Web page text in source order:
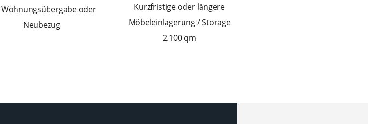
oder
Neubezug
Kurzfristige oder längere
Möbeleinlagerung / Storage
2.100 qm